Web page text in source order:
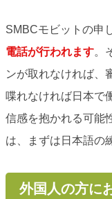
SMBCモビットの申
電話が行われます。
ンが取れなければ、
喋れなければ日本で
信感を抱かれる可能
は、まずは日本語の
外国人の方に